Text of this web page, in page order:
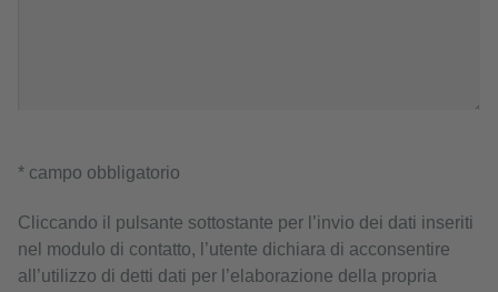
* campo obbligatorio
Cliccando il pulsante sottostante per l’invio dei dati inseriti
nel modulo di contatto, l’utente dichiara di acconsentire
all’utilizzo di detti dati per l’elaborazione della propria